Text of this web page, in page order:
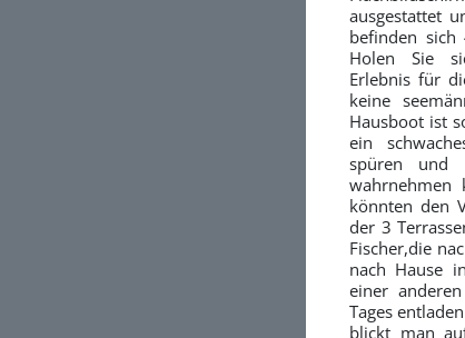
ausgestattet
befinden sich
Holen Sie
Erlebnis für
keine
Hausboot ist
ein
spüren und
wahrnehmen
könnten den
der 3
Fischer,die
nach Hause
einer
Tages
blickt man